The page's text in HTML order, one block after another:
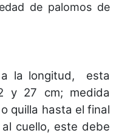
de palomos de
a la longitud, esta
y 27 cm; medida
quilla hasta el final
cuello, este debe